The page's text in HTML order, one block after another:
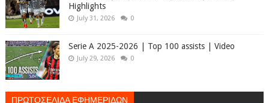
Highlights
July 31, 2026 0
Serie A 2025-2026 | Top 100 assists | Video
July 29, 2026 0
ΠΡΩΤΟΣΕΛΙΔΑ ΕΦΗΜΕΡΙΔΩΝ